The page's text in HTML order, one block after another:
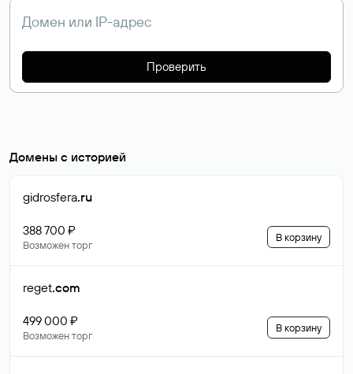
Проверить
Домены с историей
gidrosfera.ru
388 700 ₽
Возможен торг
В корзину
reget.com
499 000 ₽
Возможен торг
В корзину